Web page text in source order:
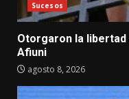
Sucesos
Otorgaron la libertad
Afiuni
agosto 8, 2026